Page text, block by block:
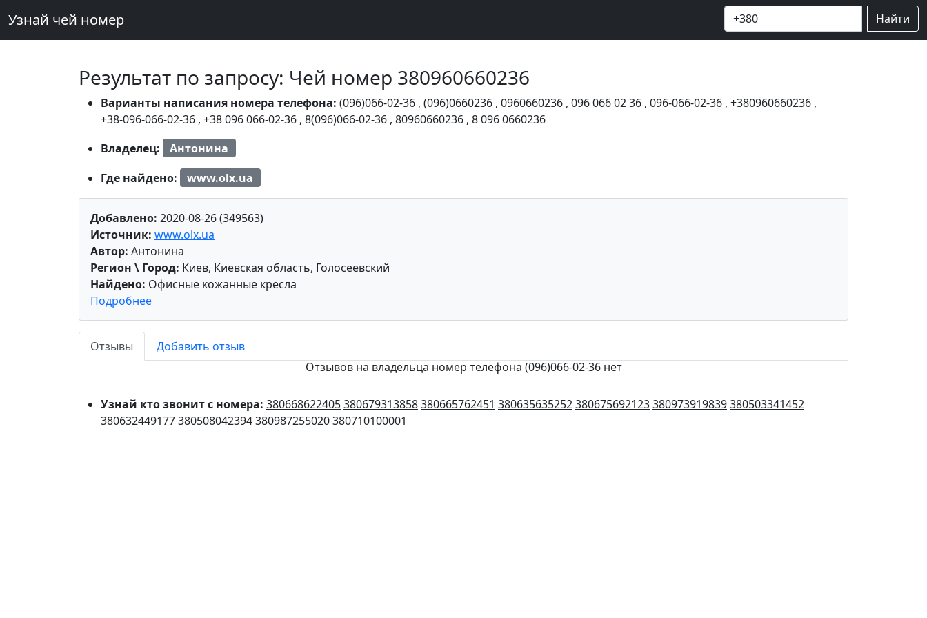
Узнай чей номер Найти
Результат по запросу: Чей номер 380960660236
Варианты написания номера телефона: (096)066-02-36 , (096)0660236 , 0960660236 , 096 066 02 36 , 096-066-02-36 , +380960660236 ,
+38-096-066-02-36 , +38 096 066-02-36 , 8(096)066-02-36 , 80960660236 , 8 096 0660236
Владелец:
Антонина
Где найдено:
www.olx.ua
Добавлено: 2020-08-26 (349563)
Источник: www.olx.ua
Автор: Антонина
Регион \ Город: Киев, Киевская область, Голосеевский
Найдено: Офисные кожанные кресла
Подробнее
Отзывы
Добавить отзыв
Отзывов на владельца номер телефона (096)066-02-36 нет
Узнай кто звонит с номера: 380668622405380679313858380665762451 380635635252380675692123380973919839380503341452
380632449177380508042394380987255020380710100001